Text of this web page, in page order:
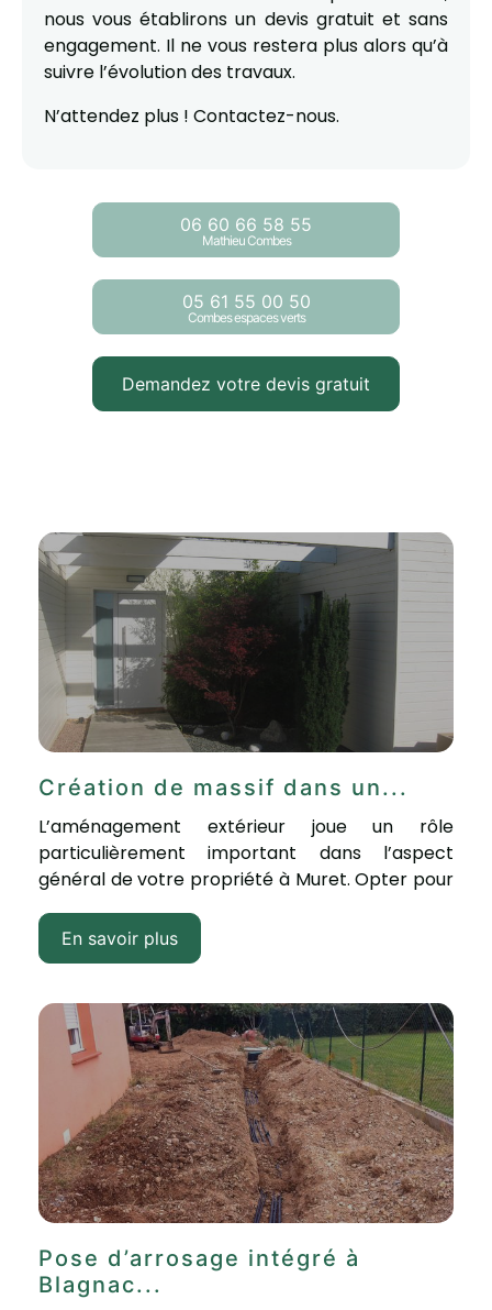
nous vous établirons un devis gratuit et sans
engagement. Il ne vous restera plus alors qu’à
suivre l’évolution des travaux.
N’attendez plus ! Contactez-nous.
06 60 66 58 55
Mathieu Combes
05 61 55 00 50
Combes espaces verts
Demandez votre devis gratuit
Création de massif dans un...
L’aménagement extérieur joue un rôle
particulièrement important dans l’aspect
général de votre propriété à Muret. Opter pour
En savoir plus
Pose d’arrosage intégré à
Blagnac...